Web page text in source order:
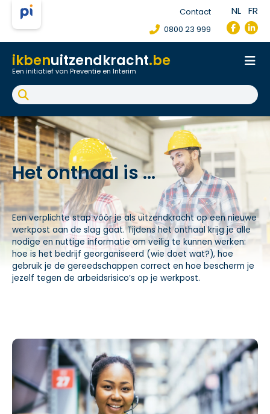
Contact
0800 23 999
NL FR
ikbenuitzendkracht.be
Een initiatief van Preventie en Interim
Onthaal
Werkpostfiche
Arbeidsongeval
FAQ
Het onthaal is …
Een verplichte stap vóór je als uitzendkracht op een nieuwe
werkpost aan de slag gaat. Tijdens het onthaal krijg je alle
nodige en nuttige informatie om veilig te kunnen werken:
hoe is het bedrijf georganiseerd (wie doet wat?), hoe
gebruik je de gereedschappen correct en hoe bescherm je
jezelf tegen de arbeidsrisico’s op je werkpost.